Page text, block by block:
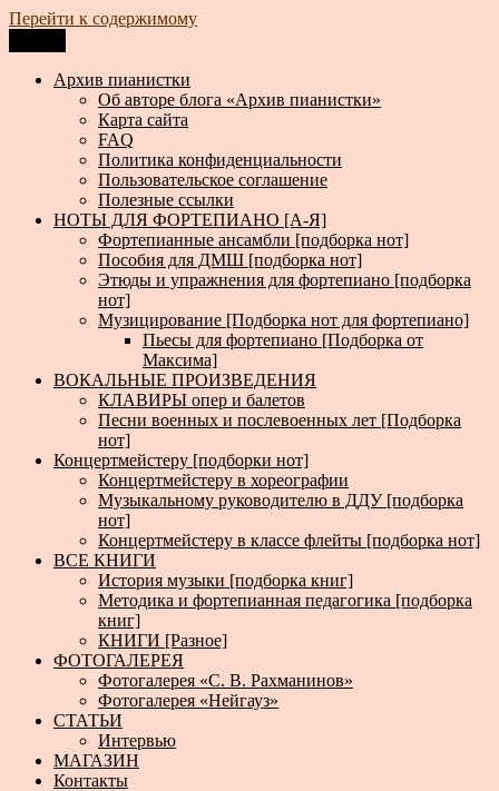
Перейти к содержимому
Архив пианистки
Всё для пианистов: ноты, книги, музыка, статьи…
Архив пианистки
Об авторе блога «Архив пианистки»
Карта сайта
FAQ
Политика конфиденциальности
Пользовательское соглашение
Полезные ссылки
НОТЫ ДЛЯ ФОРТЕПИАНО [А-Я]
Фортепианные ансамбли [подборка нот]
Пособия для ДМШ [подборка нот]
Этюды и упражнения для фортепиано [подборка
нот]
Музицирование [Подборка нот для фортепиано]
Пьесы для фортепиано [Подборка от
Максима]
ВОКАЛЬНЫЕ ПРОИЗВЕДЕНИЯ
КЛАВИРЫ опер и балетов
Песни военных и послевоенных лет [Подборка
нот]
Концертмейстеру [подборки нот]
Концертмейстеру в хореографии
Музыкальному руководителю в ДДУ [подборка
нот]
Концертмейстеру в классе флейты [подборка нот]
ВСЕ КНИГИ
История музыки [подборка книг]
Методика и фортепианная педагогика [подборка
книг]
КНИГИ [Разное]
ФОТОГАЛЕРЕЯ
Фотогалерея «С. В. Рахманинов»
Фотогалерея «Нейгауз»
СТАТЬИ
Интервью
МАГАЗИН
Контакты